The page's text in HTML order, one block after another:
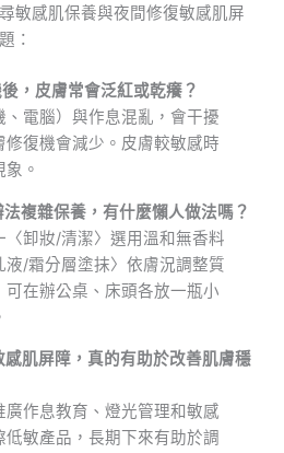
敏感肌保養與夜間修復敏感肌屏
：
，皮膚常會泛紅或乾癢？
電腦）與作息混亂，會干擾
復機會減少。皮膚較敏感時
。
複雜保養，有什麼懶人做法嗎？
〈卸妝/清潔〉選用溫和無香料
/霜分層塗抹〉依膚況調整質
在辦公桌、床頭各放一瓶小
肌屏障，真的有助於改善肌膚穩
作息教育、燈光管理和敏感
敏產品，長期下來有助於調